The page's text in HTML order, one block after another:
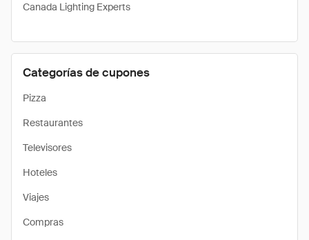
Canada Lighting Experts
Categorías de cupones
Pizza
Restaurantes
Televisores
Hoteles
Viajes
Compras